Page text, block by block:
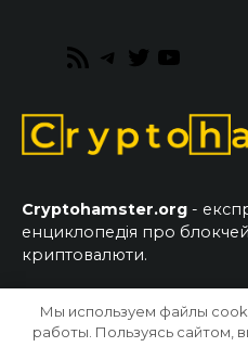
RSS
Telegram
Twitter
Cryptohamster.org -
енциклопедія про
криптовалюти.
© 2026 CryptoHamster.org
Мы используем файлы
работы. Пользуясь сайтом,